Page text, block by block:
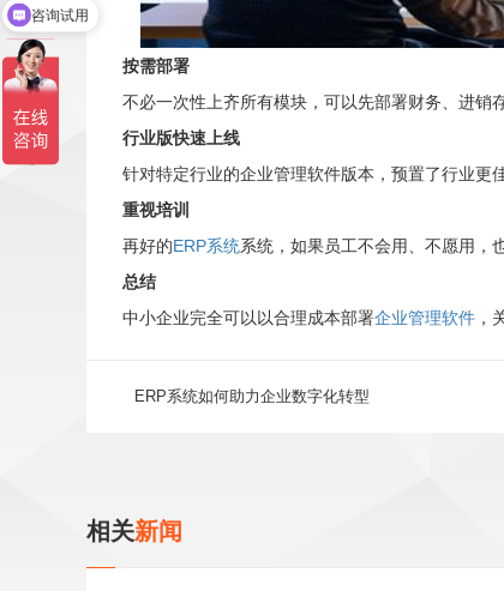
按需部署
不必一次性上齐所有模块，可以先部署财务、进销
行业版快速上线
针对特定行业的企业管理软件版本，预置了行业更
重视培训
再好的ERP系统系统，如果员工不会用、不愿用，
总结
中小企业完全可以以合理成本部署企业管理软件 ，
ERP系统如何助力企业数字化转型
相关新闻
咨询试用